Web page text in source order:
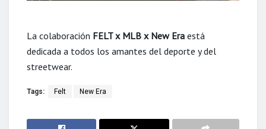
La colaboración FELT x MLB x New Era está
dedicada a todos los amantes del deporte y del
streetwear.
Tags: Felt New Era